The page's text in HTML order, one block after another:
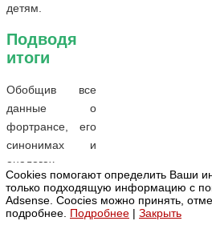
детям.
Подводя
итоги
Обобщив все
данные о
фортрансе, его
синонимах и
аналогах,
многие мнения
врачей и отзывы
«пользователей»
Cookies помогают определить Ваши
только подходящую информацию с
Adsense. Coocies можно принять,
подробнее. Подробнее | Закрыть